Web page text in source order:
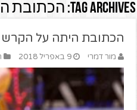
Tag Archives: הכתובת
הכתובת היתה על הקרש
מור דמרי 9 באפריל 2018